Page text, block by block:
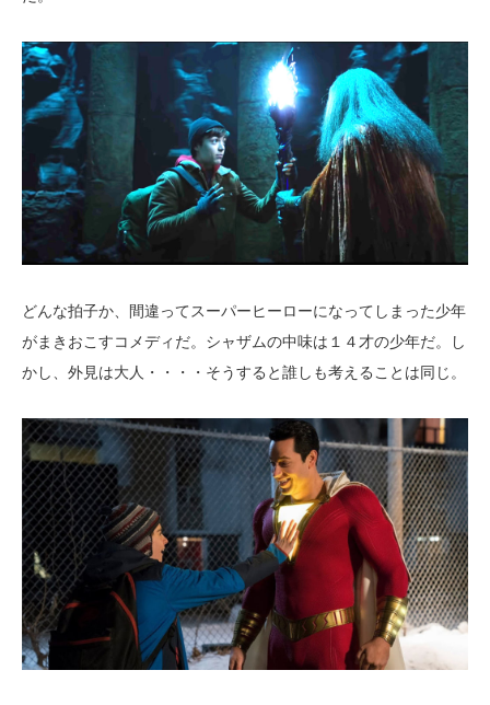
どんな拍子か、間違ってスーパーヒーローになってしまった少年
がまきおこすコメディだ。シャザムの中味は１４才の少年だ。し
かし、外見は大人・・・・そうすると誰しも考えることは同じ。